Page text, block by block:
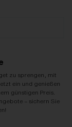
zu sprengen, mit
ein und genießen
günstigen Preis.
– sichern Sie